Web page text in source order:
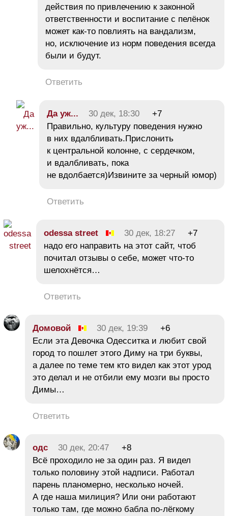
действия по привлечению к законной
ответственности и воспитание с пелёнок
может как-то повлиять на вандализм,
но, исключение из норм поведения всегда
были и будут.
Ответить
Да уж... 30 дек, 18:30
+7
Правильно, культуру поведения нужно
в них вдалбливать.Прислонить
к центральной колонне, с сердечком,
и вдалбливать, пока
не вдолбается)Извините за черный юмор)
Ответить
odessa street 30 дек, 18:27
+7
надо его направить на этот сайт, чтоб
почитал отзывы о себе, может что-то
шелохнётся…
Ответить
Домовой 30 дек, 19:39
+6
Если эта Девочка Одесситка и любит свой
город то пошлет этого Диму на три буквы,
а далее по теме тем кто видел как этот урод
это делал и не отбили ему мозги вы просто
Димы…
Ответить
одс 30 дек, 20:47
+8
Всё проходило не за один раз. Я видел
только половину этой надписи. Работал
парень планомерно, несколько ночей.
А где наша милиция? Или они работают
только там, где можно бабла по-лёгкому